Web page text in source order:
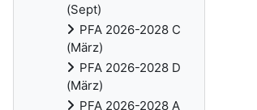
(Sept)
PFA 2026-2028 C
(März)
PFA 2026-2028 D
(März)
PFA 2026-2028 A